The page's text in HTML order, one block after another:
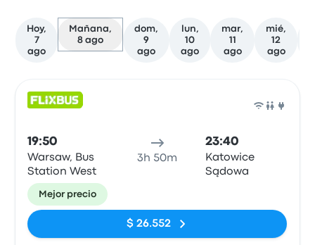
Hoy,
7
ago
Mañana,
8 ago
dom,
9
ago
lun,
10
ago
mar,
11
ago
mié,
12
ago
19:50
Warsaw, Bus
Station West
3h 50m
23:40
Katowice
Sądowa
Mejor precio
$ 26.552